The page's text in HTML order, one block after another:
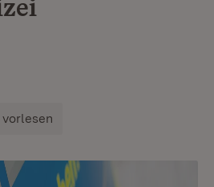
vorlesen